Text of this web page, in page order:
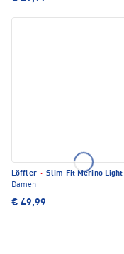
Löffler · Slim Fit Merino Light
Damen
€ 49,99